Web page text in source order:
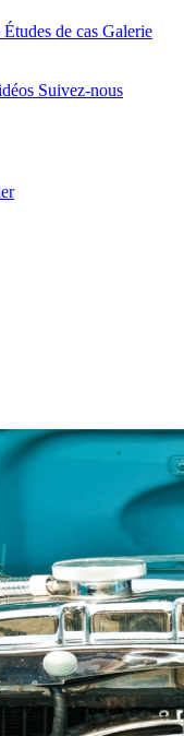
Études de cas Galerie
Suivez-nous